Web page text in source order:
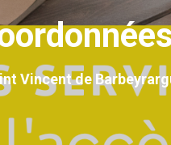
Vincent de